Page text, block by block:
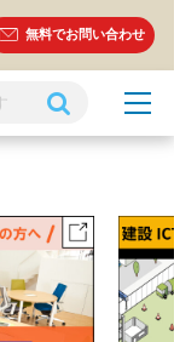
無料でお問い合わせ